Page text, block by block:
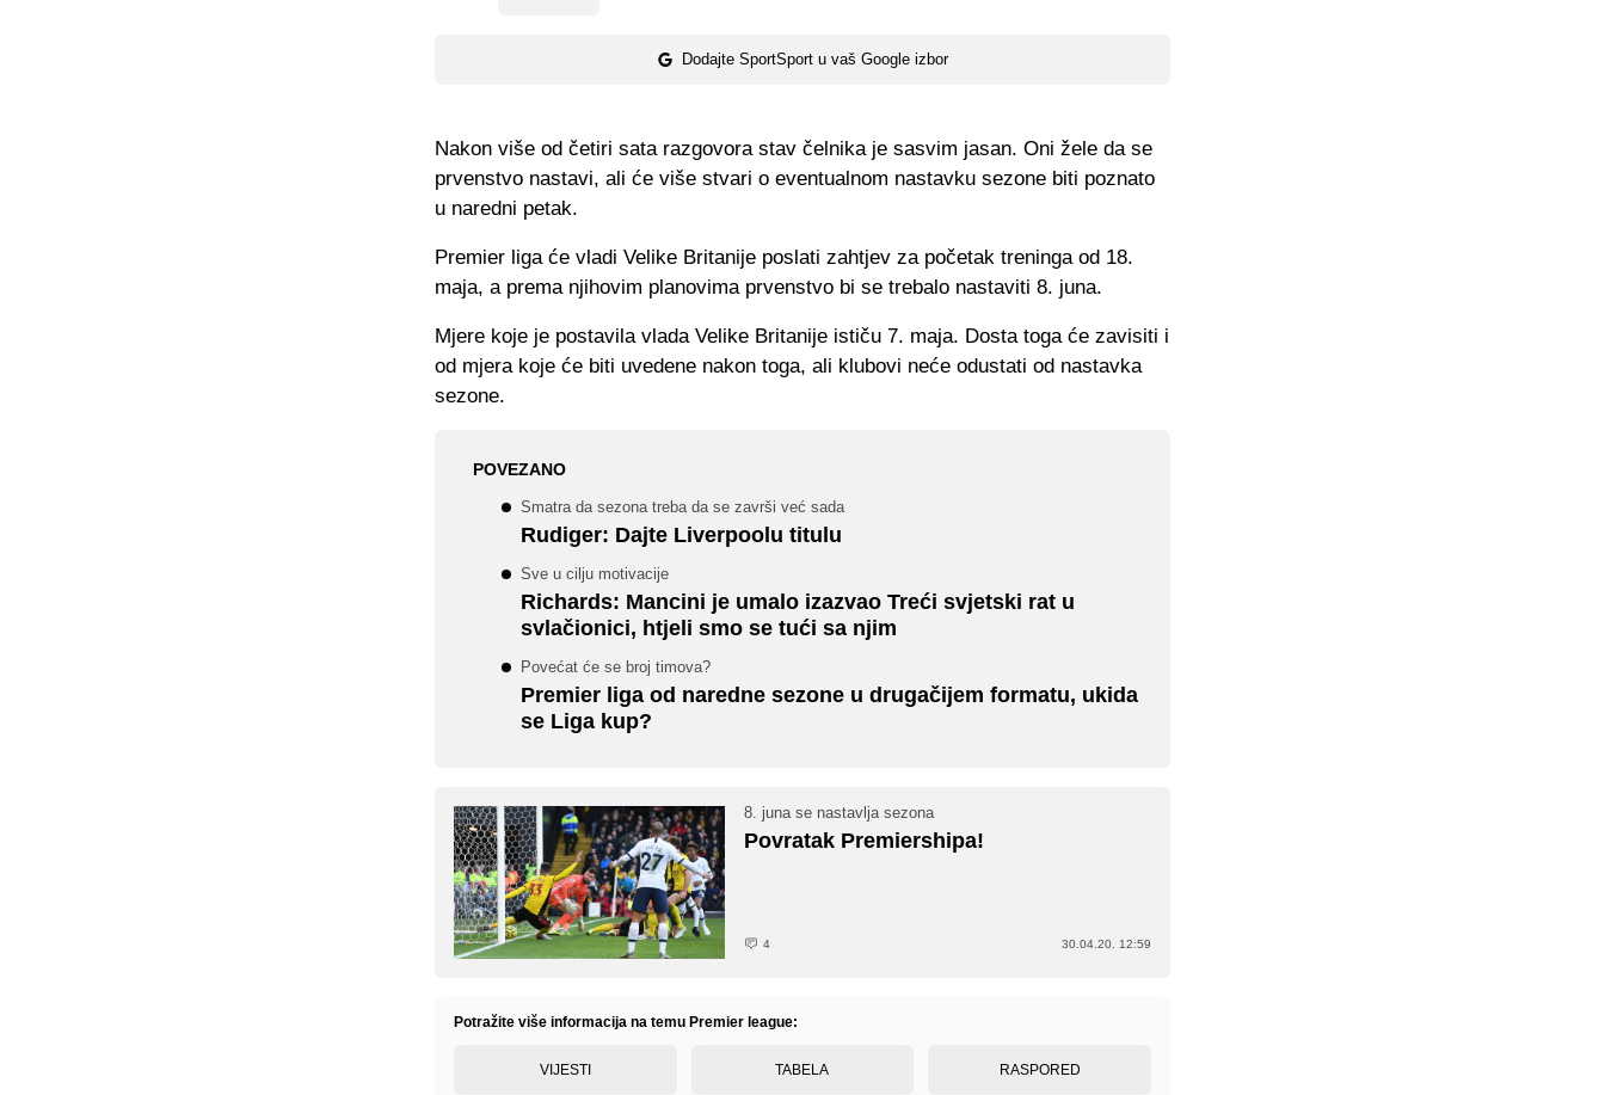
Dodajte SportSport u vaš Google izbor
Nakon više od četiri sata razgovora stav čelnika je sasvim jasan. Oni žele da se
prvenstvo nastavi, ali će više stvari o eventualnom nastavku sezone biti poznato
u naredni petak.
Premier liga će vladi Velike Britanije poslati zahtjev za početak treninga od 18.
maja, a prema njihovim planovima prvenstvo bi se trebalo nastaviti 8. juna.
Mjere koje je postavila vlada Velike Britanije ističu 7. maja. Dosta toga će zavisiti i
od mjera koje će biti uvedene nakon toga, ali klubovi neće odustati od nastavka
sezone.
POVEZANO
Smatra da sezona treba da se završi već sada
Rudiger: Dajte Liverpoolu titulu
Sve u cilju motivacije
Richards: Mancini je umalo izazvao Treći svjetski rat u
svlačionici, htjeli smo se tući sa njim
Povećat će se broj timova?
Premier liga od naredne sezone u drugačijem formatu, ukida
se Liga kup?
8. juna se nastavlja sezona
Povratak Premiershipa!
4 30.04.20. 12:59
Potražite više informacija na temu Premier league:
VIJESTI TABELA RASPORED